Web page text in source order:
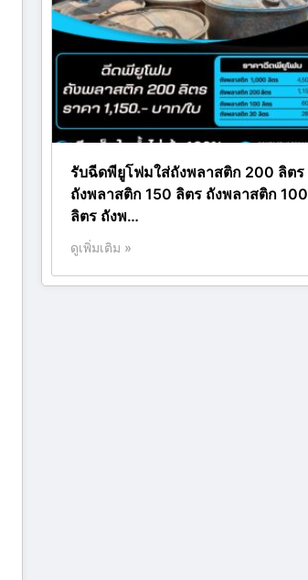
รับฉีดพียูโฟมใส่ถังพลาสติก 200 ลิตร
ถังพลาสติก 150 ลิตร ถังพลาสติก 100
ลิตร ถังพ…
ดูเพิ่มเติม »